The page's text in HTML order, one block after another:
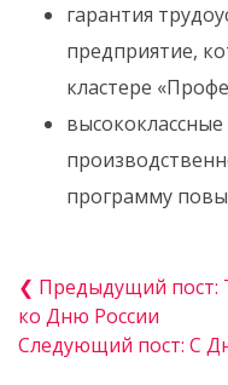
гарантия
предприятие,
кластере
программу
❮ Предыдущий
ко Дню России
Следующий пост: С